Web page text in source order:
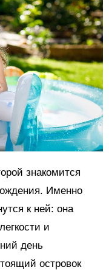
знакомится
Именно
к ней: она
и
день
островок